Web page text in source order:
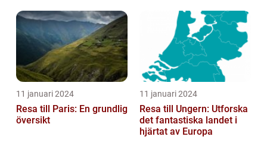
11 januari 2024
Resa till Paris: En grundlig
översikt
11 januari 2024
Resa till Ungern: Utforska
det fantastiska landet i
hjärtat av Europa